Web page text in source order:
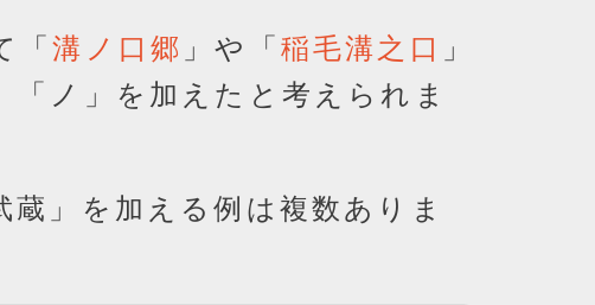
「溝ノ口郷 」や「稲毛溝之口
」
「ノ」を加えたと考えられま
」を加える例は複数ありま